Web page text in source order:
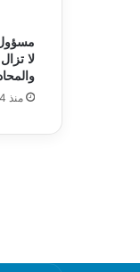
لا
منذ 4 أسابيع